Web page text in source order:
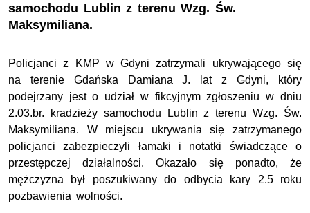
samochodu Lublin z terenu Wzg. Św.
Maksymiliana.
Policjanci z KMP w Gdyni zatrzymali ukrywającego się
na terenie Gdańska Damiana J. lat z Gdyni, który
podejrzany jest o udział w fikcyjnym zgłoszeniu w dniu
2.03.br. kradzieży samochodu Lublin z terenu Wzg. Św.
Maksymiliana. W miejscu ukrywania się zatrzymanego
policjanci zabezpieczyli łamaki i notatki świadczące o
przestępczej działalności. Okazało się ponadto, że
mężczyzna był poszukiwany do odbycia kary 2.5 roku
pozbawienia wolności.